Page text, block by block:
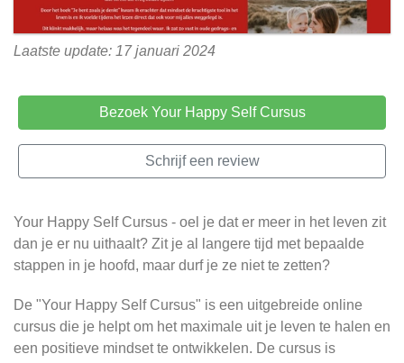
Laatste update: 17 januari 2024
Bezoek Your Happy Self Cursus
Schrijf een review
Your Happy Self Cursus - oel je dat er meer in het leven zit
dan je er nu uithaalt? Zit je al langere tijd met bepaalde
stappen in je hoofd, maar durf je ze niet te zetten?
De "Your Happy Self Cursus" is een uitgebreide online
cursus die je helpt om het maximale uit je leven te halen en
een positieve mindset te ontwikkelen. De cursus is